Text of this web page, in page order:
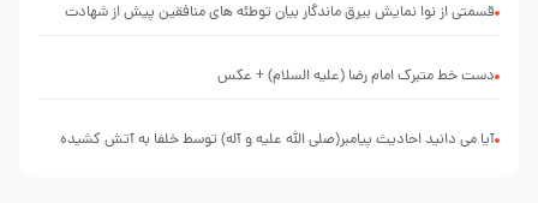
قسمتی از نوا نمایش بیرق ماندگار بیان توطئه های منافقین پیش از شهادت
دست خط متبرک امام رضا (علیه السلام) + عکس
آیا می دانید احادیث پیامبر(صلی الله علیه و آله) توسط خلفا به آتش کشیده